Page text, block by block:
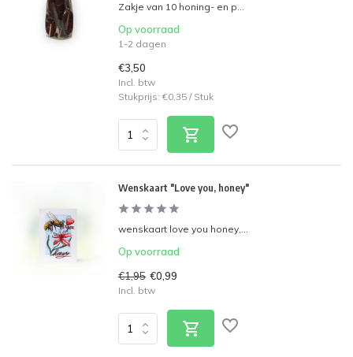
Zakje van 10 honing- en p...
Op voorraad
1-2 dagen
€3,50
Incl. btw
Stukprijs: €0,35 / Stuk
Wenskaart "Love you, honey"
wenskaart love you honey,...
Op voorraad
€1,95 €0,99
Incl. btw